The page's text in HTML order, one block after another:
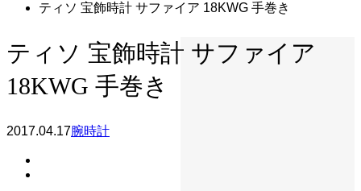
ティソ 宝飾時計 サファイア 18KWG 手巻き
ティソ 宝飾時計 サファイア
18KWG 手巻き
2017.04.17腕時計